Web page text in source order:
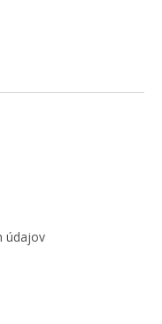
údajov